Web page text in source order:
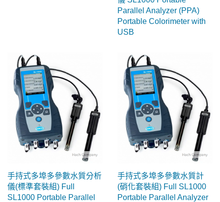
Parallel Analyzer (PPA)
Portable Colorimeter with
USB
手持式多埠多參數水質分析
儀(標準套裝組) Full
SL1000 Portable Parallel
手持式多埠多參數水質計
(硝化套裝組) Full SL1000
Portable Parallel Analyzer